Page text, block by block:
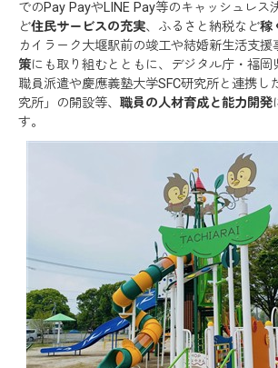
でのPay PayやLINE Pay等のキャッシュレス
ど住民サービスの充実、ふるさと納税など稼
カイラーク大堰駅前の竣工や結婚新生活支援
策にも取り組むとともに、デジタル庁・福岡
職員派遣や慶應義塾大学SFC研究所と連携し
究所」の開設等、職員の人材育成と能力開発
す。